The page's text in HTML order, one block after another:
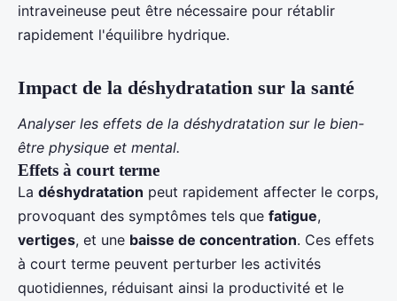
intraveineuse peut être nécessaire pour rétablir
rapidement l'équilibre hydrique.
Impact de la déshydratation sur la santé
Analyser les effets de la déshydratation sur le bien-
être physique et mental.
Effets à court terme
La déshydratation peut rapidement affecter le corps,
provoquant des symptômes tels que fatigue,
vertiges, et une baisse de concentration. Ces effets
à court terme peuvent perturber les activités
quotidiennes, réduisant ainsi la productivité et le